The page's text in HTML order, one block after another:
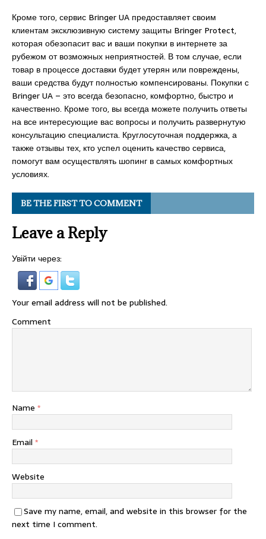
Кроме того, сервис Bringer UA предоставляет своим
клиентам эксклюзивную систему защиты Bringer Protect,
которая обезопасит вас и ваши покупки в интернете за
рубежом от возможных неприятностей. В том случае, если
товар в процессе доставки будет утерян или повреждены,
ваши средства будут полностью компенсированы. Покупки с
Bringer UA – это всегда безопасно, комфортно, быстро и
качественно. Кроме того, вы всегда можете получить ответы
на все интересующие вас вопросы и получить развернутую
консультацию специалиста. Круглосуточная поддержка, а
также отзывы тех, кто успел оценить качество сервиса,
помогут вам осуществлять шопинг в самых комфортных
условиях.
BE THE FIRST TO COMMENT
Leave a Reply
Увійти через:
Your email address will not be published.
Comment
Name *
Email *
Website
Save my name, email, and website in this browser for the
next time I comment.